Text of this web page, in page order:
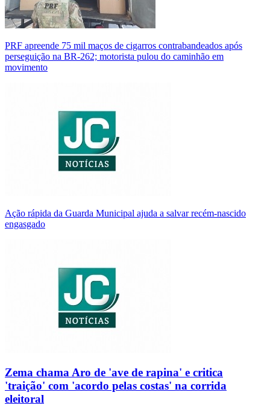
PRF apreende 75 mil maços de cigarros contrabandeados após
perseguição na BR-262; motorista pulou do caminhão em
movimento
Ação rápida da Guarda Municipal ajuda a salvar recém-nascido
engasgado
Zema chama Aro de 'ave de rapina' e critica
'traição' com 'acordo pelas costas' na corrida
eleitoral